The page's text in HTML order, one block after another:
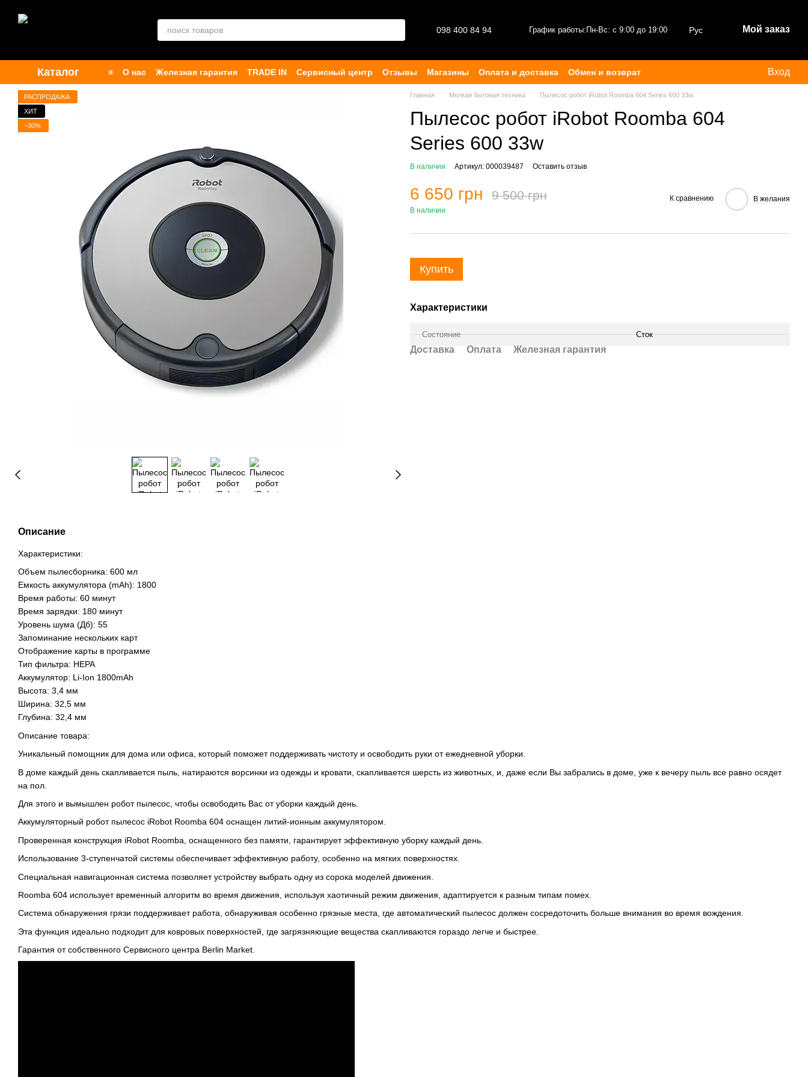
098 400 84 94‬ График работы: Пн-Вс: с 9:00 до 19:00 Рус Мой заказ
Каталог ■ О нас Железная гарантия TRADE IN Сервисный центр Отзывы Магазины Оплата и доставка
Обмен и возврат
Контакты
Бренды Публичная оферта
Вход
РАСПРОДАЖА
ХИТ
−30%
Главная Мелкая бытовая техника Пылесос робот iRobot Roomba 604 Series 600 33w
Пылесос робот iRobot Roomba 604
Series 600 33w
В наличии Артикул: 000039487 Оставить отзыв
6 650 грн 9 500 грн
В наличии
К сравнению В желания
Купить
Характеристики
Состояние Сток
Доставка Оплата Железная гарантия
Описание
Характеристики:
Объем пылесборника: 600 мл
Емкость аккумулятора (mAh): 1800
Время работы: 60 минут
Время зарядки: 180 минут
Уровень шума (Дб): 55
Запоминание нескольких карт
Отображение карты в программе
Тип фильтра: HEPA
Аккумулятор: Li-Ion 1800mAh
Высота: 3,4 мм
Ширина: 32,5 мм
Глубина: 32,4 мм
Описание товара:
Уникальный помощник для дома или офиса, который поможет поддерживать чистоту и освободить руки от ежедневной уборки.
В доме каждый день скапливается пыль, натираются ворсинки из одежды и кровати, скапливается шерсть из животных, и, даже если Вы забрались в доме, уже к вечеру пыль все равно осядет
на пол.
Для этого и вымышлен робот пылесос, чтобы освободить Вас от уборки каждый день.
Аккумуляторный робот пылесос iRobot Roomba 604 оснащен литий-ионным аккумулятором.
Проверенная конструкция iRobot Roomba, оснащенного без памяти, гарантирует эффективную уборку каждый день.
Использование 3-ступенчатой системы обеспечивает эффективную работу, особенно на мягких поверхностях.
Специальная навигационная система позволяет устройству выбрать одну из сорока моделей движения.
Roomba 604 использует временный алгоритм во время движения, используя хаотичный режим движения, адаптируется к разным типам помех.
Система обнаружения грязи поддерживает работа, обнаруживая особенно грязные места, где автоматический пылесос должен сосредоточить больше внимания во время вождения.
Эта функция идеально подходит для ковровых поверхностей, где загрязняющие вещества скапливаются гораздо легче и быстрее.
Гарантия от собственного Сервисного центра Berlin Market.